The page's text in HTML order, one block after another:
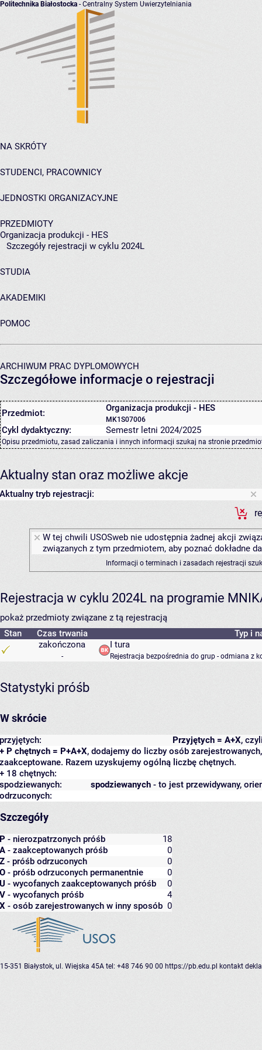
Politechnika Białostocka - Centralny System Uwierzytelniania
NA SKRÓTY
STUDENCI, PRACOWNICY
JEDNOSTKI ORGANIZACYJNE
PRZEDMIOTY
Organizacja produkcji - HES
Szczegóły rejestracji w cyklu 2024L
STUDIA
AKADEMIKI
POMOC
ARCHIWUM PRAC DYPLOMOWYCH
Szczegółowe informacje o rejestracji
Przedmiot: Organizacja produkcji - HES
MK1S07006
Cykl dydaktyczny: Semestr letni 2024/2025
Opisu przedmiotu, zasad zaliczania i innych informacji szukaj na stronie
Aktualny stan oraz możliwe akcje
Aktualny tryb rejestracji:
W tej chwili USOSweb nie udostępnia żadnej akcji
związanych z tym przedmiotem, aby poznać dokładne
Informacji o terminach i zasadach rejestracji
Rejestracja w cyklu 2024L na programie
pokaż przedmioty związane z tą rejestracją
Stan
Czas trwania
Typ i
zakończona
-
I tura
Rejestracja bezpośrednia do grup - odmiana z
Statystyki próśb
W skrócie
Przyjętych = A+X,
przyjętych:
+ P chętnych = P+A+X, dodajemy do liczby osób
zaakceptowane. Razem uzyskujemy ogólną liczbę chętnych.
+ 18 chętnych:
spodziewanych - to jest przewidywany,
spodziewanych:
odrzuconych:
Szczegóły
P - nierozpatrzonych próśb
18
A - zaakceptowanych próśb
0
Z - próśb odrzuconych
0
O - próśb odrzuconych permanentnie
0
U - wycofanych zaakceptowanych próśb
0
V - wycofanych próśb
4
X - osób zarejestrowanych w inny sposób 0
15-351 Białystok, ul. Wiejska 45A tel: +48 746 90 00 https://pb.edu.pl kontakt